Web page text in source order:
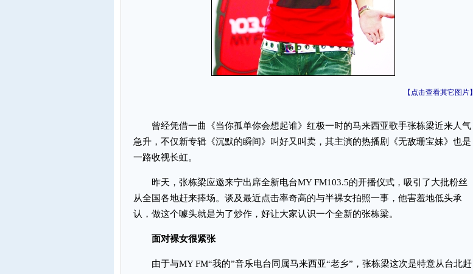
【点击查看其它图片】
曾经凭借一曲《当你孤单你会想起谁》红极一时的马来西亚歌手张栋梁近来人气
急升，不仅新专辑《沉默的瞬间》叫好又叫卖，其主演的热播剧《无敌珊宝妹》也是
一路收视长虹。
昨天，张栋梁应邀来宁出席全新电台MY FM103.5的开播仪式，吸引了大批粉丝
从全国各地赶来捧场。谈及最近点击率奇高的与半裸女拍照一事，他害羞地低头承
认，做这个噱头就是为了炒作，好让大家认识一个全新的张栋梁。
面对裸女很紧张
由于与MY FM“我的”音乐电台同属马来西亚“老乡”，张栋梁这次是特意从台北赶